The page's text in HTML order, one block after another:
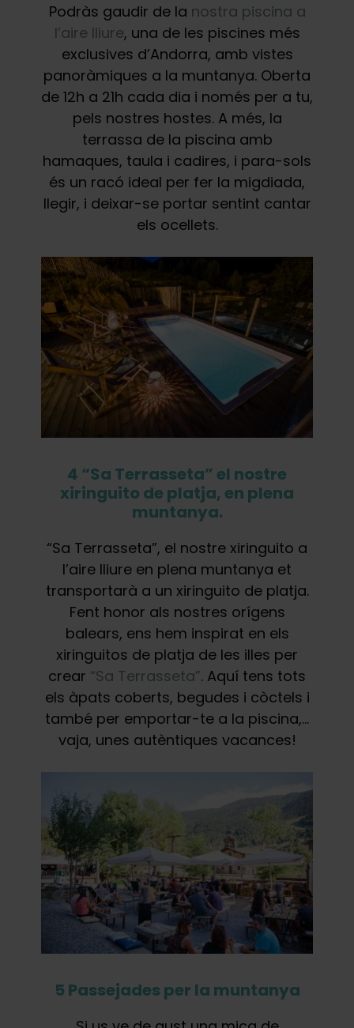
Podràs gaudir de la nostra piscina a
l’aire lliure, una de les piscines més
exclusives d’Andorra, amb vistes
panoràmiques a la muntanya. Oberta
de 12h a 21h cada dia i només per a tu,
pels nostres hostes. A més, la
terrassa de la piscina amb
hamaques, taula i cadires, i para-sols
és un racó ideal per fer la migdiada,
llegir, i deixar-se portar sentint cantar
els ocellets.
4 “Sa Terrasseta” el nostre
xiringuito de platja, en plena
muntanya.
“Sa Terrasseta”, el nostre xiringuito a
l’aire lliure en plena muntanya et
transportarà a un xiringuito de platja.
Fent honor als nostres orígens
balears, ens hem inspirat en els
xiringuitos de platja de les illes per
crear “Sa Terrasseta”. Aquí tens tots
els àpats coberts, begudes i còctels i
també per emportar-te a la piscina,…
vaja, unes autèntiques vacances!
5 Passejades per la muntanya